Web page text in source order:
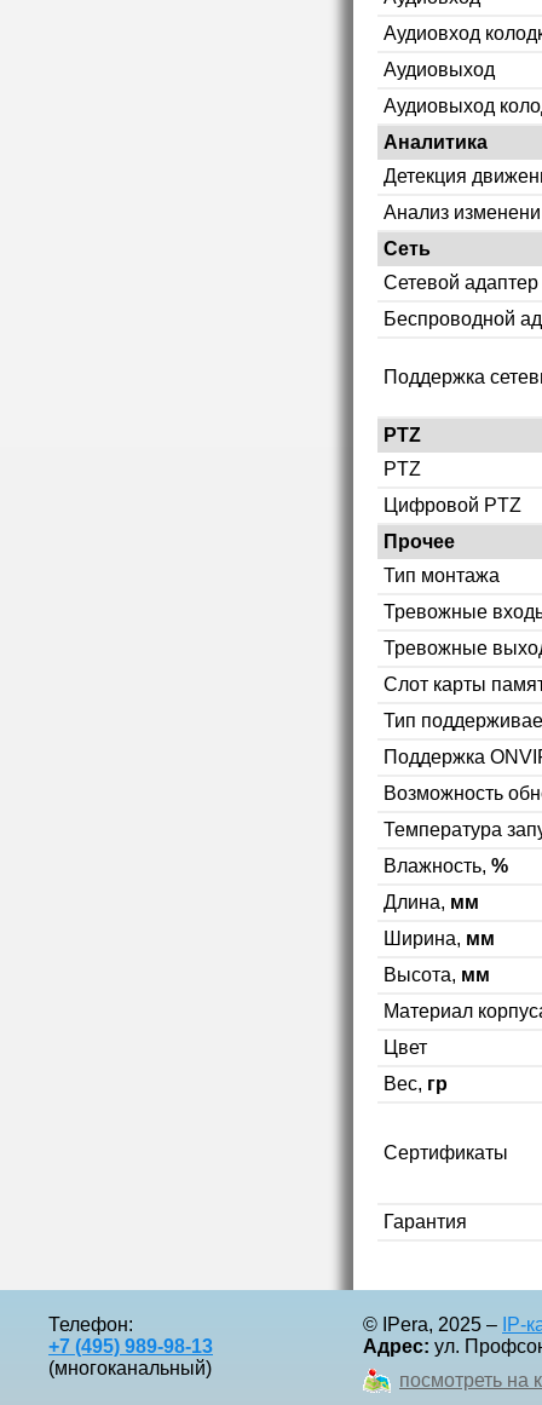
Аудиовход
Аудиовыход
Аудиовыход
Аналитика
Детекция
Анализ
Сеть
Сетевой адаптер
Беспроводной
Поддержка
PTZ
PTZ
Цифровой PTZ
Прочее
Тип монтажа
Тревожные
Тревожные
Слот карты
Тип
Поддержка
Возможность
Температура
Влажность, %
Длина, мм
Ширина, мм
Высота, мм
Материал
Цвет
Вес, гр
Сертификаты
Гарантия
Телефон:
+7 (495) 989-98-13
(многоканальный)
© IPera, 2025 – IP-
Адрес: ул.
посмотреть на